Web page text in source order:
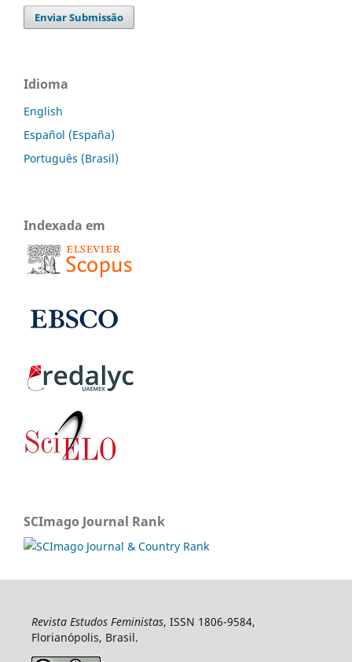
Enviar Submissão
Idioma
English
Español (España)
Português (Brasil)
Indexada em
SCImago Journal Rank
Revista Estudos Feministas, ISSN 1806-9584,
Florianópolis, Brasil.